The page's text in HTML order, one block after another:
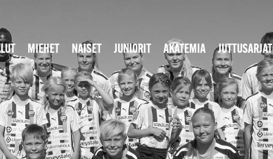
MIEHET NAISET JUNIORIT AKATEMIA JUTTUSARJAT